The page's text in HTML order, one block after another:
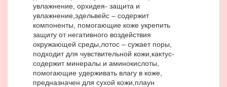
увлажнение, орхидея- защита и
увлажнение, эдельвейс – содержит
компоненты, помогающие коже укрепить
защиту от негативного воздействия
окружающей среды, лотос – сужает поры,
подходит для чувствительной кожи, кактус-
содержит минералы и аминокислоты,
помогающие удерживать влагу в коже,
предназначен для сухой кожи, плаун